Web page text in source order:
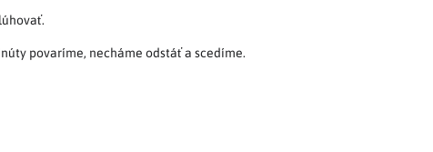
povaríme, necháme odstáť a scedíme.